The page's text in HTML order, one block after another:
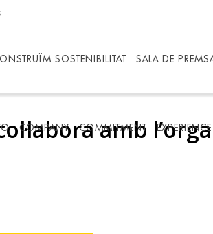
SOSTENIBILITAT SALA DE
COMPANY COMMITMENT EXPERIENCE
col·labora amb